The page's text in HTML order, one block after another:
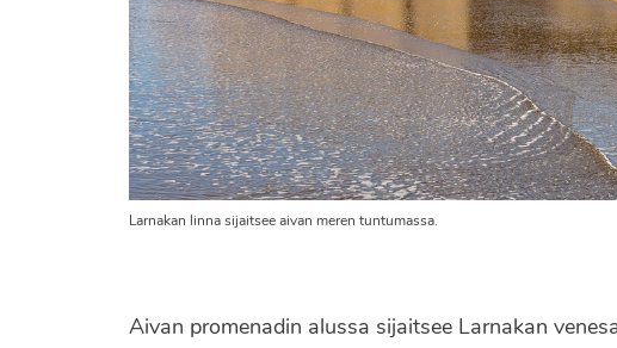
Larnakan linna sijaitsee aivan meren tuntumassa.
Aivan promenadin alussa sijaitsee Larnakan